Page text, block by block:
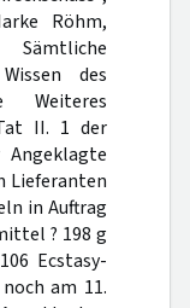
Röhm,
des
Weiteres
II. 1 der
Lieferanten
in Auftrag
? 198 g
Ecstasy-
am 11.